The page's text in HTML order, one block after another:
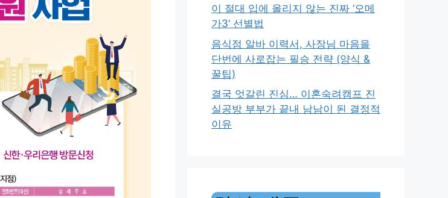
이 절대 입에 올리지 않는 진짜 ‘오메
가3’ 선별법
음식점 알바 이력서, 사장님 마음을
단번에 사로잡는 필승 전략 (양식 &
꿀팁)
결국 엇갈린 진심… 이혼숙려캠프 진
실공방 부부가 끝내 남남이 된 결정적
이유